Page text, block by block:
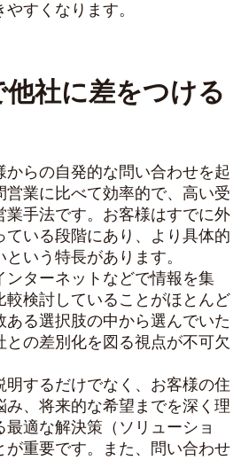
すくなります。
他社に差をつける
からの自発的な問い合わせを起
営業に比べて効率的で、高い受
業手法です。お客様はすでに外
ている段階にあり、より具体的
いう特長があります。
ンターネットなどで情報を集
較検討していることがほとんど
ある選択肢の中から選んでいた
との差別化を図る視点が不可欠
明するだけでなく、お客様の住
み、将来的な希望までを深く理
適な解決策（ソリューショ
が重要です。また、問い合わせ